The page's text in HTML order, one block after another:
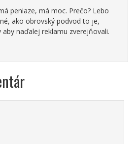
peniaze, má moc. Prečo? Lebo
ako obrovský podvod to je,
naďalej reklamu zverejňovali.